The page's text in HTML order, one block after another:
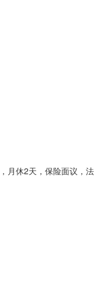
月休2天，保险面议，法